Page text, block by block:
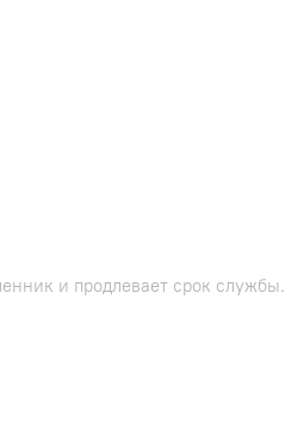
и продлевает срок службы.